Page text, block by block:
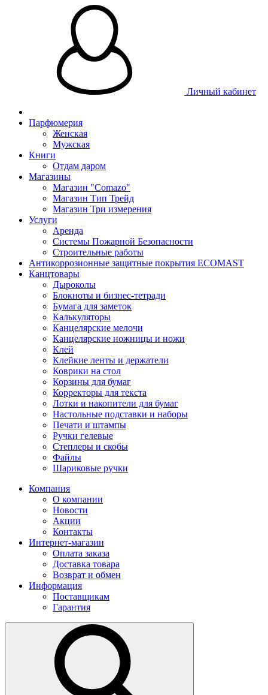
Личный кабинет
Парфюмерия
Женская
Мужская
Книги
Отдам даром
Магазины
Магазин "Comazo"
Магазин Тип Трейд
Магазин Три измерения
Услуги
Аренда
Системы Пожарной Безопасности
Строительные работы
Антикоррозионные защитные покрытия ECOMAST
Канцтовары
Дыроколы
Блокноты и бизнес-тетради
Бумага для заметок
Калькуляторы
Канцелярские мелочи
Канцелярские ножницы и ножи
Клей
Клейкие ленты и держатели
Коврики на стол
Корзины для бумаг
Корректоры для текста
Лотки и накопители для бумаг
Настольные подставки и наборы
Печати и штампы
Ручки гелевые
Степлеры и скобы
Файлы
Шариковые ручки
Компания
О компании
Новости
Акции
Контакты
Интернет-магазин
Оплата заказа
Доставка товара
Возврат и обмен
Информация
Поставщикам
Гарантия